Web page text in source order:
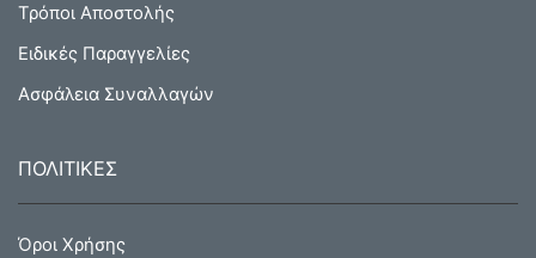
Τρόποι Αποστολής
Ειδικές Παραγγελίες
Ασφάλεια Συναλλαγών
ΠΟΛΙΤΙΚΕΣ
Όροι Χρήσης